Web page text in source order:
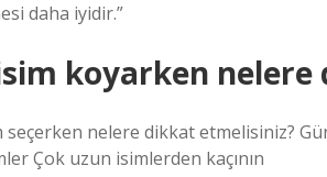
daha iyidir.”
koyarken
seçerken nelere dikkat etmelisiniz?
Çok uzun isimlerden kaçının